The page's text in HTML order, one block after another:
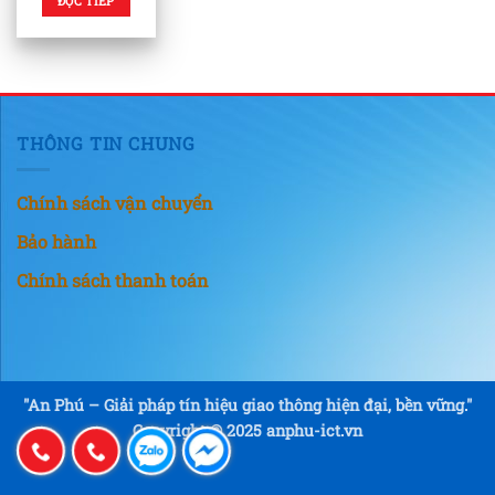
THÔNG TIN CHUNG
Chính sách vận chuyển
Bảo hành
Chính sách thanh toán
"An Phú – Giải pháp tín hiệu giao thông hiện đại, bền vững."
Copyright © 2025 anphu-ict.vn